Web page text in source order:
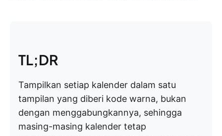
TL;DR
Tampilkan setiap kalender dalam satu
tampilan yang diberi kode warna, bukan
dengan menggabungkannya, sehingga
masing-masing kalender tetap